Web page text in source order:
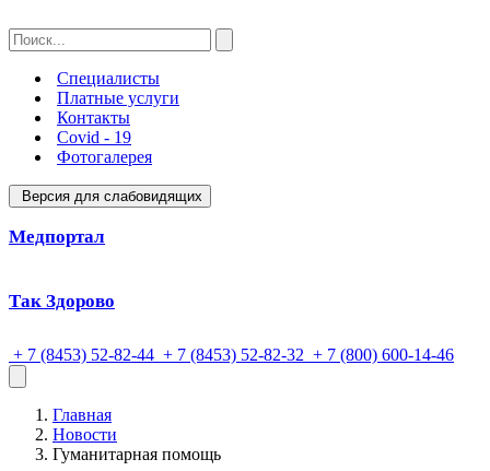
Специалисты
Платные услуги
Контакты
Covid - 19
Фотогалерея
Версия для слабовидящих
Медпортал
Так Здорово
+ 7 (8453) 52-82-44 + 7 (8453) 52-82-32 + 7 (800) 600-14-46
Главная
Новости
Гуманитарная помощь